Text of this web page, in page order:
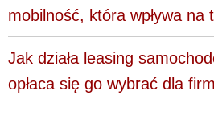
mobilność, która wpływa na
Jak działa leasing
opłaca się go wybrać dla